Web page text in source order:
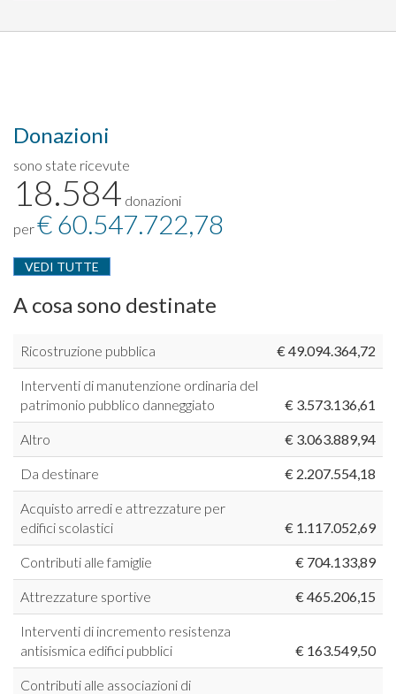
Stato
In
Donazioni
sono state ricevute
18.584 donazioni
per€ 60.547.722,78
VEDI TUTTE
A cosa sono destinate
Ricostruzione pubblica € 49.094.364,72
Interventi di manutenzione ordinaria del
patrimonio pubblico danneggiato
€ 3.573.136,61
Altro € 3.063.889,94
Da destinare € 2.207.554,18
Acquisto arredi e attrezzature per
edifici scolastici
€ 1.117.052,69
Contributi alle famiglie € 704.133,89
Attrezzature sportive € 465.206,15
Interventi di incremento resistenza
antisismica edifici pubblici
€ 163.549,50
Contributi alle associazioni di